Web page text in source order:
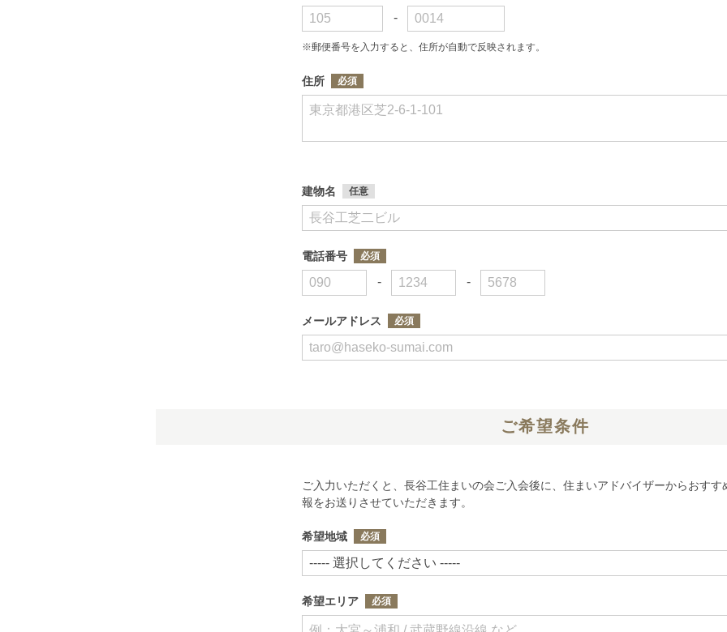
-
※郵便番号を入力すると、住所が自動で反映されます。
住所
建物名
電話番号
- -
メールアドレス
ご希望条件
ご入力いただくと、長谷工住まいの会ご入会後に、住まいアドバイザーからおすす
報をお送りさせていただきます。
希望地域
希望エリア